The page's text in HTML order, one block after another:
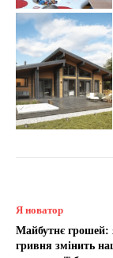
Я новатор
Майбутнє грошей:
гривня змінить